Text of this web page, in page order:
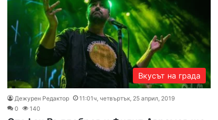
Вкусът на града
Дежурен Редактор
11:01ч, четвъртък, 25 април, 2019
0
140